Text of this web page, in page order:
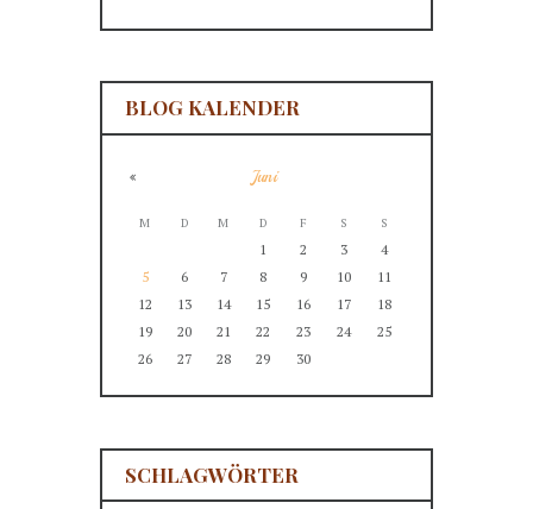
BLOG KALENDER
Juni
M D M D F S S
1 2 3
4
5
6 7 8 9 10
11
12
13 14 15 16 17
18
19
20 21 22 23 24
25
26
27 28 29 30
SCHLAGWÖRTER